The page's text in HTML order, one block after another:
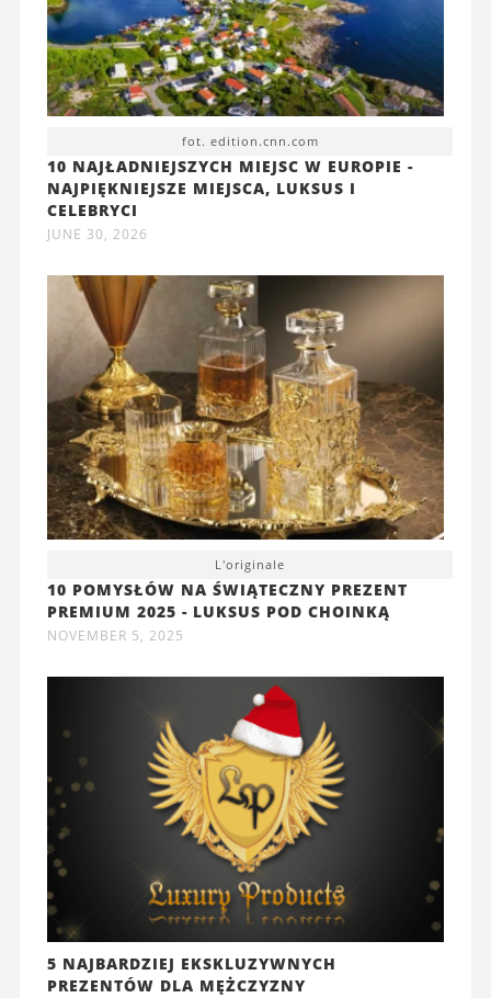
fot. edition.cnn.com
10 NAJŁADNIEJSZYCH MIEJSC W EUROPIE -
NAJPIĘKNIEJSZE MIEJSCA, LUKSUS I
CELEBRYCI
JUNE 30, 2026
L'originale
10 POMYSŁÓW NA ŚWIĄTECZNY PREZENT
PREMIUM 2025 - LUKSUS POD CHOINKĄ
NOVEMBER 5, 2025
5 NAJBARDZIEJ EKSKLUZYWNYCH
PREZENTÓW DLA MĘŻCZYZNY